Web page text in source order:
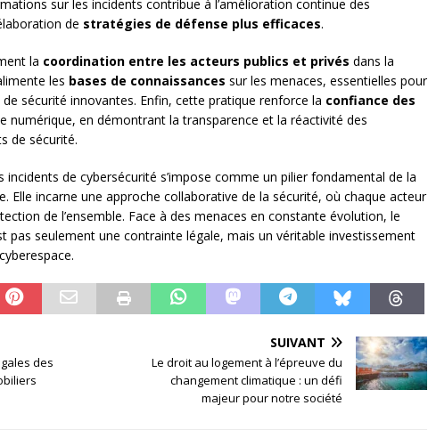
sur les incidents contribue à l’amélioration continue des
de stratégies de défense plus efficaces.
la coordination entre les acteurs publics et privés dans la
les bases de connaissances sur les menaces, essentielles pour
sécurité innovantes. Enfin, cette pratique renforce la confiance des
numérique, en démontrant la transparence et la réactivité des
de sécurité.
incidents de cybersécurité s’impose comme un pilier fondamental de la
Elle incarne une approche collaborative de la sécurité, où chaque acteur
de l’ensemble. Face à des menaces en constante évolution, le
pas seulement une contrainte légale, mais un véritable investissement
des
SUIVANT
Le droit au logement à l’épreuve du
changement climatique : un défi
majeur pour notre société